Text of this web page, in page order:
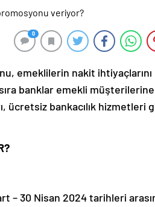
0
emeklilerin nakit ihtiyaçlarını
banklar emekli müşterilerine
ücretsiz bankacılık hizmetleri
– 30 Nisan 2024 tarihleri